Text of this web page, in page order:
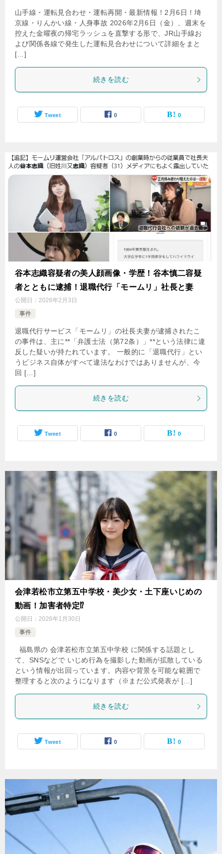
山手線・運転見合わせ・運転再開・最新情報！2月6日！埼
京線・りんかい線・人身事故 2026年2月6日（金）、週末を
控えた金曜夜の帰宅ラッシュを直撃する形で、JR山手線お
よび関係各線で発生した運転見合わせについて詳細をまと
[…]
続きを読む
Tweet 0 0
谷本志織容疑者の美人顔画像・学歴！谷本慎二容疑
者とともに逮捕！退職代行「モームリ」社長と妻
公開日： 2026年2月3日
事件
退職代行サービス「モームリ」の社長夫妻が逮捕されたこ
の事件は、主に**「弁護士法（第72条）」**という法律に違
反した疑いが持たれています。 一般的に「退職代行」とい
うビジネス自体がすべて違法なわけではありませんが、今
回 […]
続きを読む
Tweet 0 0
会津若松市立第五中学校・美少女・土下座いじめの
動画！加害者特定⁉
公開日： 2026年1月30日
事件
福島県の 会津若松市立第五中学校 に関係する話題とし
て、SNSなどで いじめ行為を撮影した動画が拡散している
という情報が出回っています。内容や背景を可能な範囲で
整理すると次のようになります（※まだ公式発表が […]
続きを読む
Tweet 0 0